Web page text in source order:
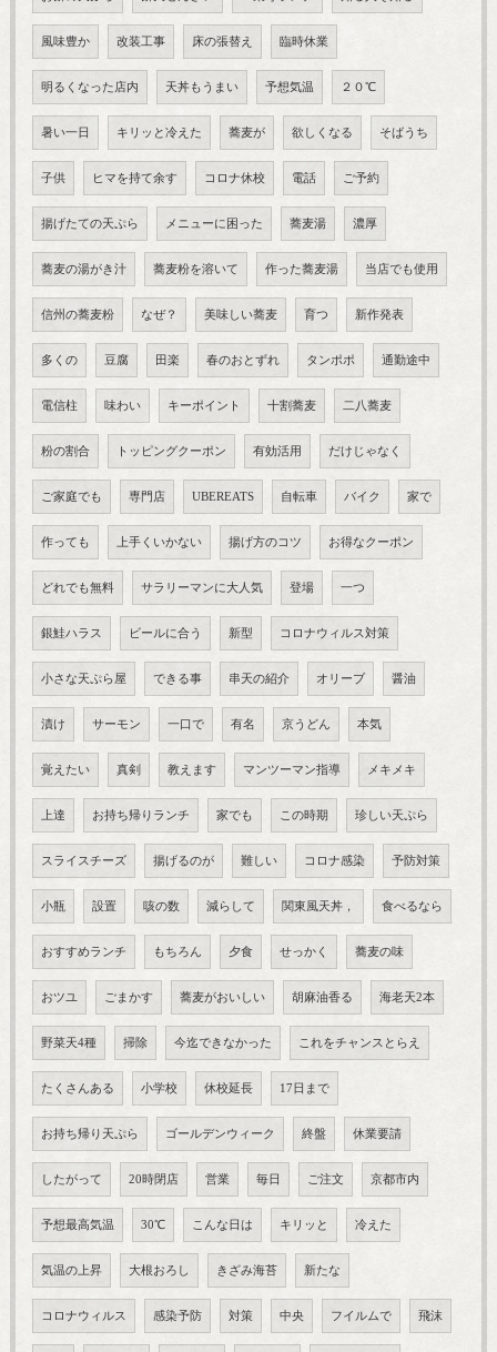
風味豊か 改装工事 床の張替え 臨時休業
明るくなった店内 天丼もうまい 予想気温 ２０℃
暑い一日 キリッと冷えた 蕎麦が 欲しくなる そばうち
子供 ヒマを持て余す コロナ休校 電話 ご予約
揚げたての天ぷら メニューに困った 蕎麦湯 濃厚
蕎麦の湯がき汁 蕎麦粉を溶いて 作った蕎麦湯 当店でも使用
信州の蕎麦粉 なぜ？ 美味しい蕎麦 育つ 新作発表
多くの 豆腐 田楽 春のおとずれ タンポポ 通勤途中
電信柱 味わい キーポイント 十割蕎麦 二八蕎麦
粉の割合 トッピングクーポン 有効活用 だけじゃなく
ご家庭でも 専門店 UBEREATS 自転車 バイク 家で
作っても 上手くいかない 揚げ方のコツ お得なクーポン
どれでも無料 サラリーマンに大人気 登場 一つ
銀鮭ハラス ビールに合う 新型 コロナウィルス対策
小さな天ぷら屋 できる事 串天の紹介 オリーブ 醤油
漬け サーモン 一口で 有名 京うどん 本気
覚えたい 真剣 教えます マンツーマン指導 メキメキ
上達 お持ち帰りランチ 家でも この時期 珍しい天ぷら
スライスチーズ 揚げるのが 難しい コロナ感染 予防対策
小瓶 設置 咳の数 減らして 関東風天丼， 食べるなら
おすすめランチ もちろん 夕食 せっかく 蕎麦の味
おツユ ごまかす 蕎麦がおいしい 胡麻油香る 海老天2本
野菜天4種 掃除 今迄できなかった これをチャンスとらえ
たくさんある 小学校 休校延長 17日まで
お持ち帰り天ぷら ゴールデンウィーク 終盤 休業要請
したがって 20時閉店 営業 毎日 ご注文 京都市内
予想最高気温 30℃ こんな日は キリッと 冷えた
気温の上昇 大根おろし きざみ海苔 新たな
コロナウィルス 感染予防 対策 中央 フイルムで 飛沫